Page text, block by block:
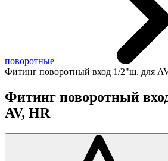
поворотные
Фитинг поворотный вход 1/2"ш. для
Фитинг поворотный
AV, HR